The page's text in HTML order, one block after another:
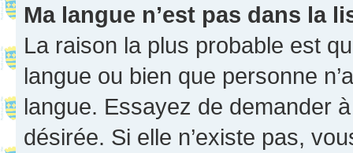
Ma langue n’est pas dans la
La raison la plus probable est
langue ou bien que personne
langue. Essayez de demander
désirée. Si elle n’existe pas,